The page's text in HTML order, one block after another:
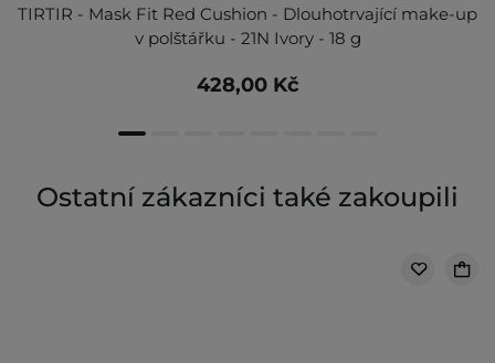
TIRTIR - Mask Fit Red Cushion - Dlouhotrvající make-up
v polštářku - 21N Ivory - 18 g
428,00 Kč
Ostatní zákazníci také zakoupili